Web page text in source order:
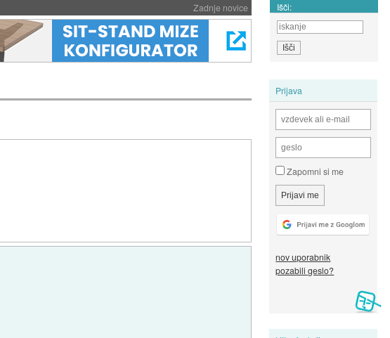
Zadnje novice Išči:
Prijava
Zapomni si me
nov uporabnik
pozabili geslo?